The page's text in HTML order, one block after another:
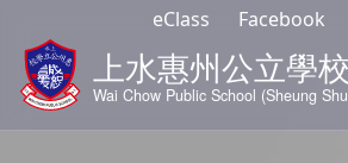
eClass Facebook